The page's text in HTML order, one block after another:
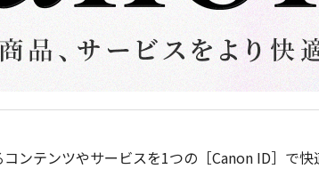
ンテンツやサービスを1つの［Canon ID］で快